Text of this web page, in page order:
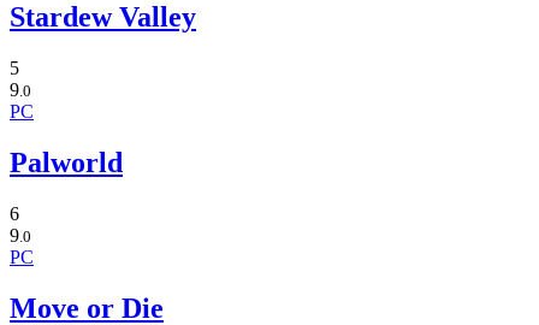
Stardew Valley
5
9.0
PC
Palworld
6
9 .0
PC
Move or Die